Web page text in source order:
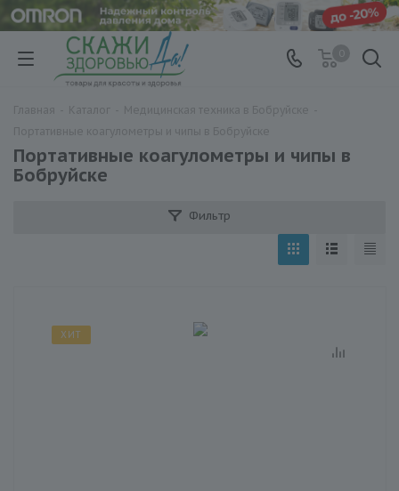
Портативные коагулометры и чипы в
Бобруйске
Фильтр
ХИТ